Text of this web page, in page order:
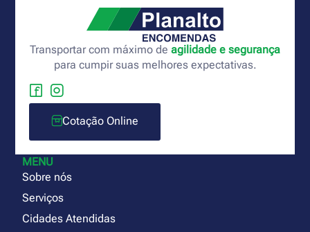
Transportar com máximo de agilidade e segurança
para cumpir suas melhores expectativas.
Cotação Online
MENU
Sobre nós
Serviços
Cidades Atendidas